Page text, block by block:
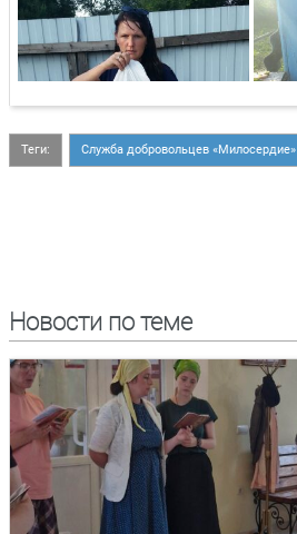
Теги: Служба добровольцев «Милосердие»
Новости по теме